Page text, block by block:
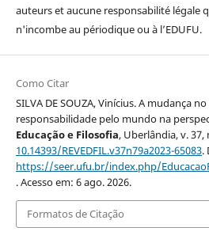
auteurs et aucune responsabilité légale
n'incombe au périodique ou à l’EDUFU.
Como Citar
SILVA DE SOUZA, Vinícius. A mudança
responsabilidade pelo mundo na
Educação e Filosofia, Uberlândia, v. 37,
10.14393/REVEDFIL.v37n79a2023-65083.
https://seer.ufu.br/index.php/
. Acesso em: 6 ago. 2026.
Formatos de Citação